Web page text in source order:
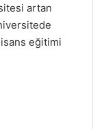
artan
eğitimi